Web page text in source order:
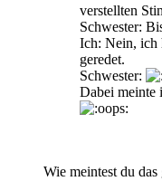
verstellten
Schwester:
Ich: Nein, ich
geredet.
Schwester:
Dabei meinte
Wie meintest du das